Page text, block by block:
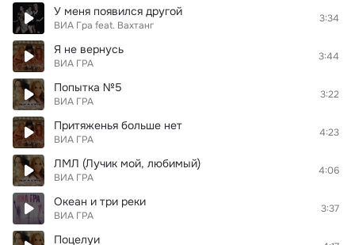
У меня появился другой
ВИА Гра feat. Вахтанг
3:34
Я не вернусь
ВИА ГРА
3:44
Попытка №5
ВИА ГРА
3:22
Притяженья больше нет
ВИА ГРА
4:23
ЛМЛ (Лучик мой, любимый)
ВИА ГРА
4:06
Океан и три реки
ВИА ГРА
3:37
Поцелуи